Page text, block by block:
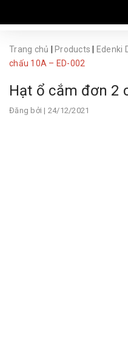
Trang chủ Products Edenki
chấu 10A – ED-002
Hạt ổ cắm đơn 2
Đăng bởi | 24/12/2021